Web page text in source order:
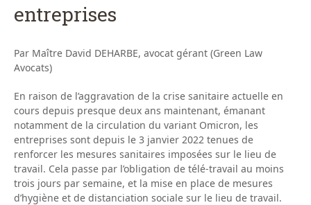
entreprises
Par Maître David DEHARBE, avocat gérant (Green Law
Avocats)
En raison de l’aggravation de la crise sanitaire actuelle en
cours depuis presque deux ans maintenant, émanant
notamment de la circulation du variant Omicron, les
entreprises sont depuis le 3 janvier 2022 tenues de
renforcer les mesures sanitaires imposées sur le lieu de
travail. Cela passe par l’obligation de télé-travail au moins
trois jours par semaine, et la mise en place de mesures
d’hygiène et de distanciation sociale sur le lieu de travail.